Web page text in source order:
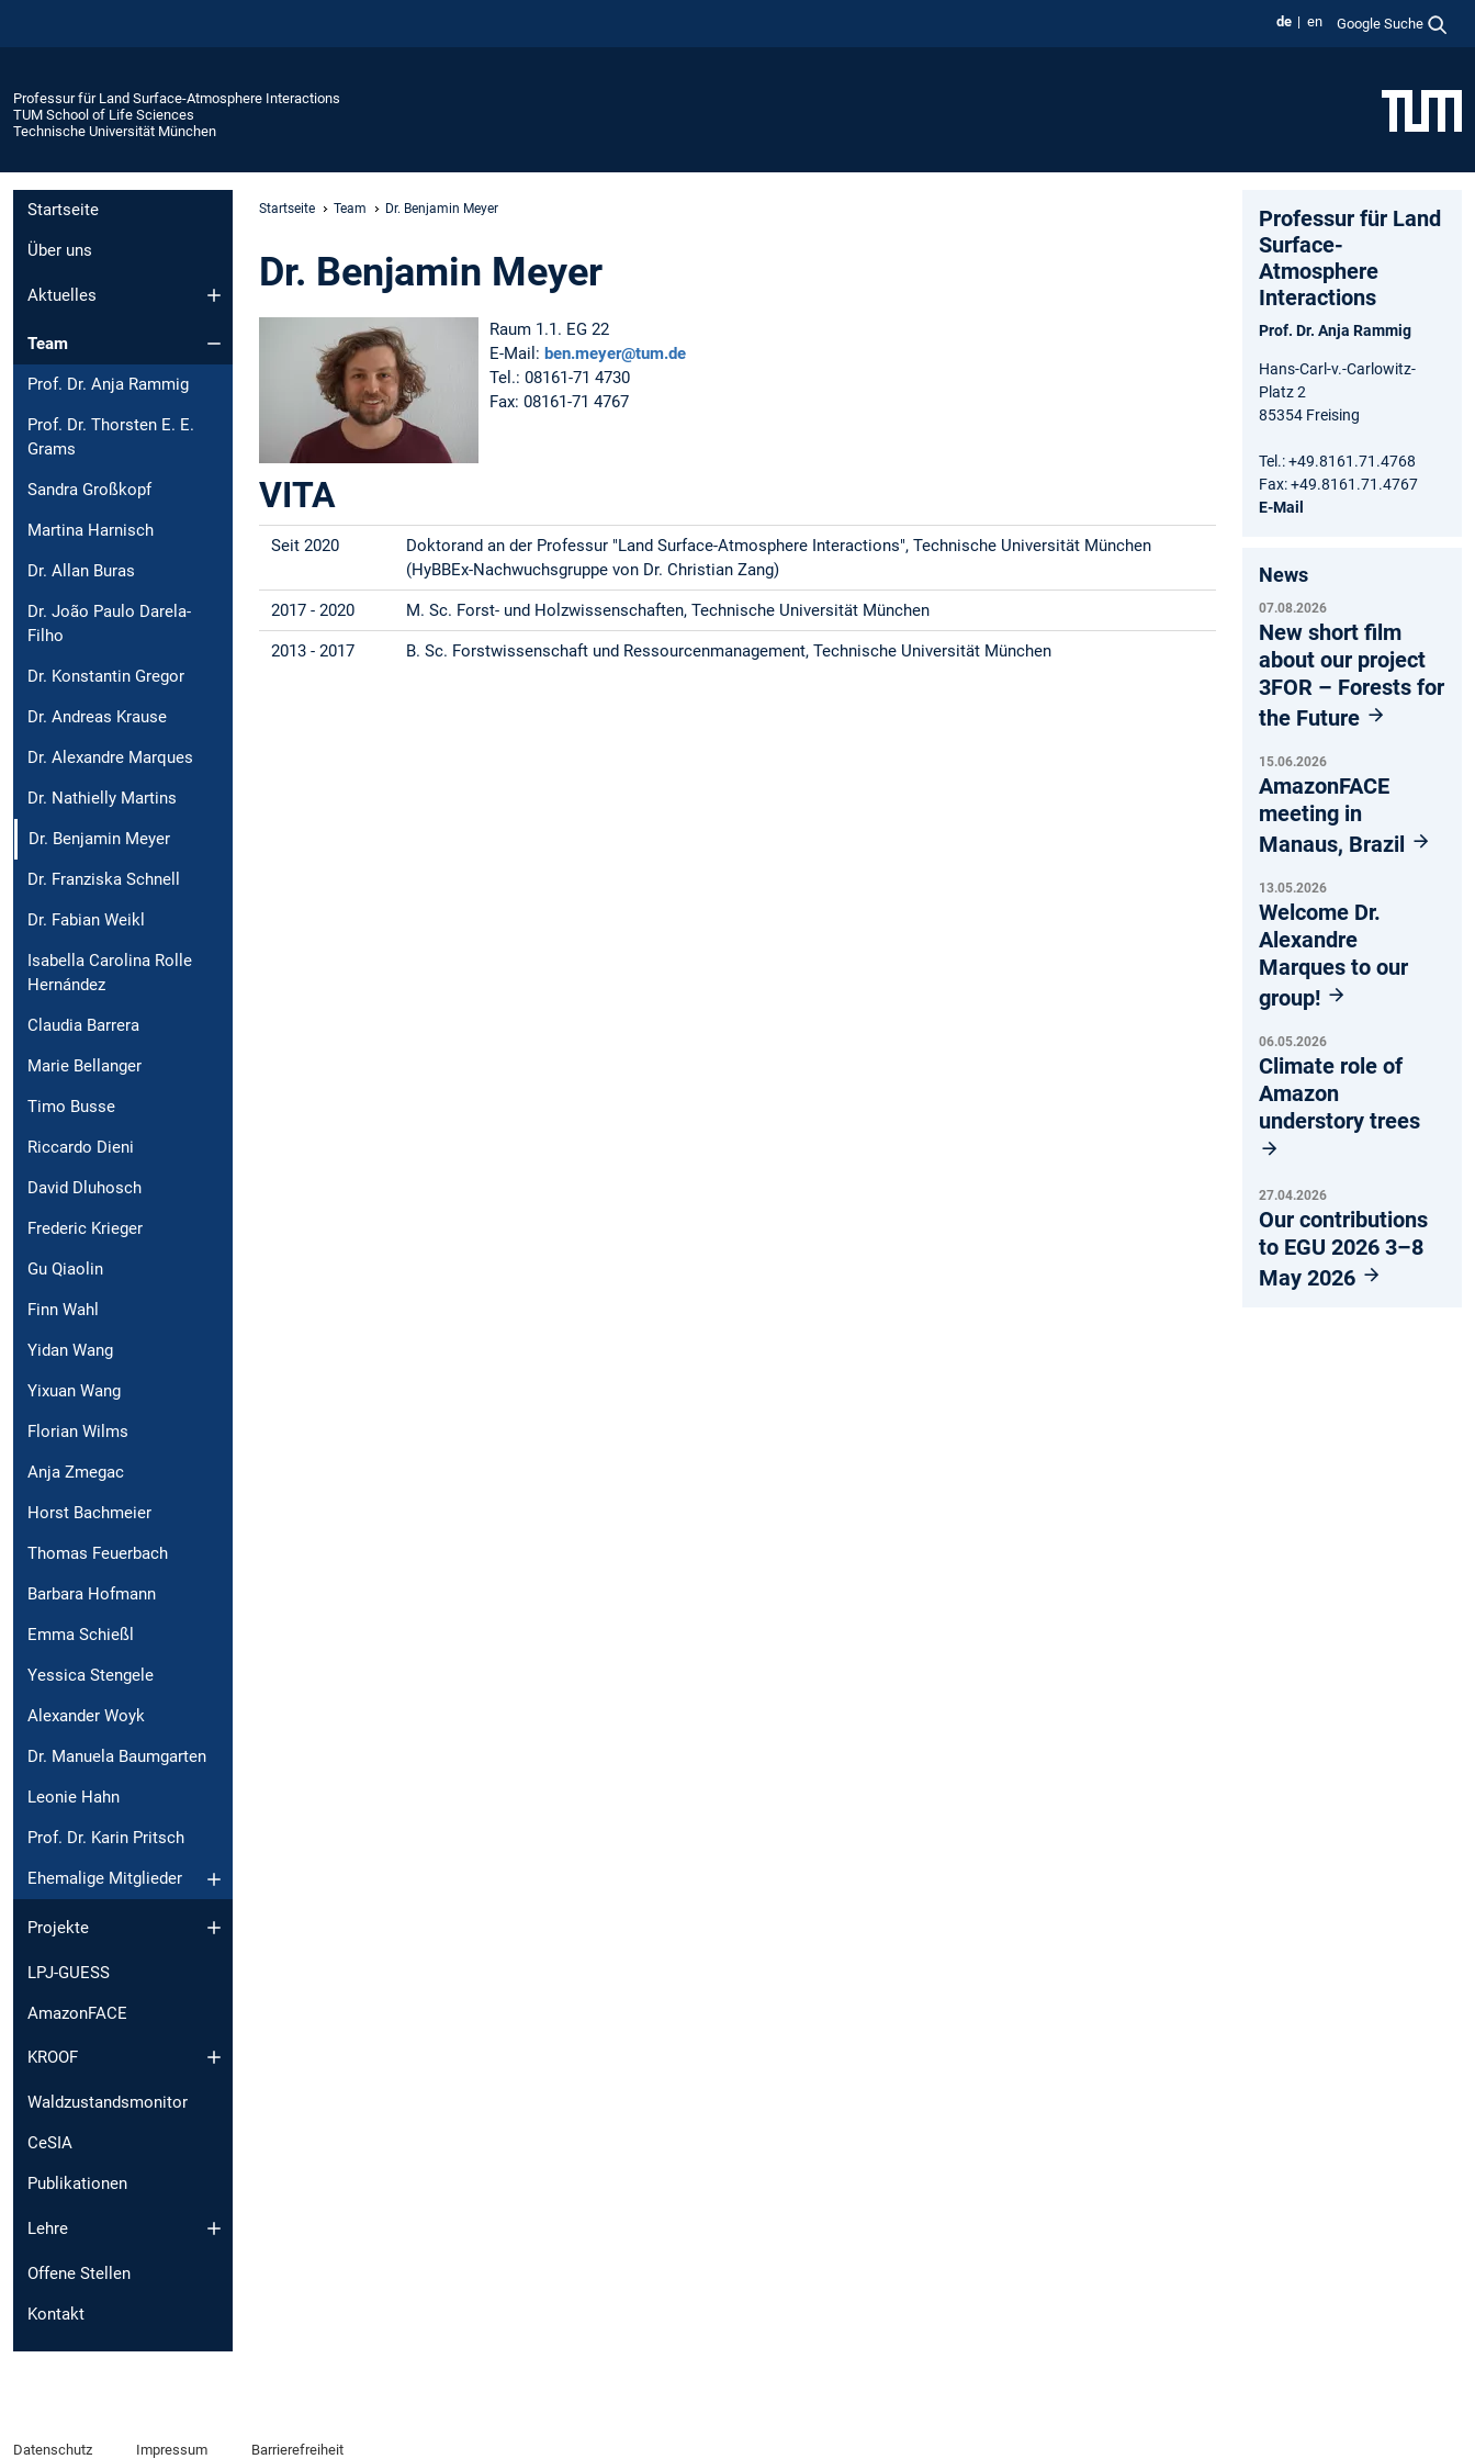
de en Google Suche
Professur für Land Surface-Atmosphere Interactions
TUM School of Life Sciences
Technische Universität München
Startseite
Über uns
Aktuelles
Team
Prof. Dr. Anja Rammig
Prof. Dr. Thorsten E. E.
Grams
Sandra Großkopf
Martina Harnisch
Dr. Allan Buras
Dr. João Paulo Darela-
Filho
Dr. Konstantin Gregor
Dr. Andreas Krause
Dr. Alexandre Marques
Dr. Nathielly Martins
Dr. Benjamin Meyer
Dr. Franziska Schnell
Dr. Fabian Weikl
Isabella Carolina Rolle
Hernández
Claudia Barrera
Marie Bellanger
Timo Busse
Riccardo Dieni
David Dluhosch
Frederic Krieger
Gu Qiaolin
Finn Wahl
Yidan Wang
Yixuan Wang
Florian Wilms
Anja Zmegac
Horst Bachmeier
Thomas Feuerbach
Barbara Hofmann
Emma Schießl
Yessica Stengele
Alexander Woyk
Dr. Manuela Baumgarten
Leonie Hahn
Prof. Dr. Karin Pritsch
Ehemalige Mitglieder
Projekte
LPJ-GUESS
AmazonFACE
KROOF
Waldzustandsmonitor
CeSIA
Publikationen
Lehre
Offene Stellen
Kontakt
Startseite Team Dr. Benjamin Meyer
Dr. Benjamin Meyer
Raum 1.1. EG 22
E-Mail: ben.meyer@tum.de
Tel.: 08161-71 4730
Fax: 08161-71 4767
VITA
Seit 2020
Doktorand an der Professur "Land Surface-Atmosphere Interactions", Technische Universität München
(HyBBEx-Nachwuchsgruppe von Dr. Christian Zang)
2017 - 2020 M. Sc. Forst- und Holzwissenschaften, Technische Universität München
2013 - 2017 B. Sc. Forstwissenschaft und Ressourcenmanagement, Technische Universität München
Professur für Land
Surface-
Atmosphere
Interactions
Prof. Dr. Anja Rammig
Hans-Carl-v.-Carlowitz-
Platz 2
85354 Freising
Tel.: +49.8161.71.4768
Fax: +49.8161.71.4767
E-Mail
News
07.08.2026
New short film
about our project
3FOR – Forests for
the Future
15.06.2026
AmazonFACE
meeting in
Manaus, Brazil
13.05.2026
Welcome Dr.
Alexandre
Marques to our
group!
06.05.2026
Climate role of
Amazon
understory trees
27.04.2026
Our contributions
to EGU 2026 3–8
May 2026
Datenschutz Impressum Barrierefreiheit